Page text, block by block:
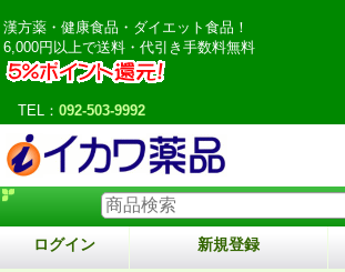
漢方薬・健康食品・ダイエット食品！
6,000円以上で送料・代引き手数料無料
TEL： 092-503-9992
ログイン 新規登録